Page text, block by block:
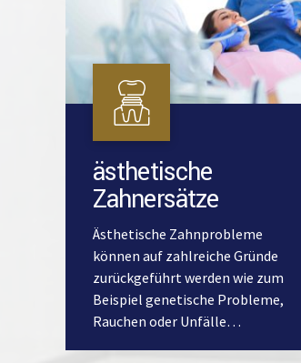
ästhetische
Zahnersätze
Ästhetische Zahnprobleme
können auf zahlreiche Gründe
zurückgeführt werden wie zum
Beispiel genetische Probleme,
Rauchen oder Unfälle…